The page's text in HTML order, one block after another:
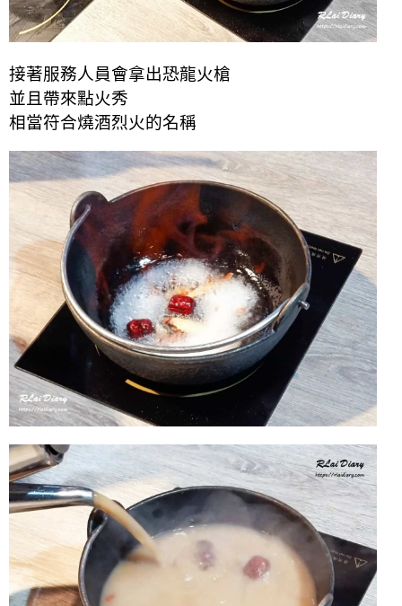
接著服務人員會拿出恐龍火槍
並且帶來點火秀
相當符合燒酒烈火的名稱